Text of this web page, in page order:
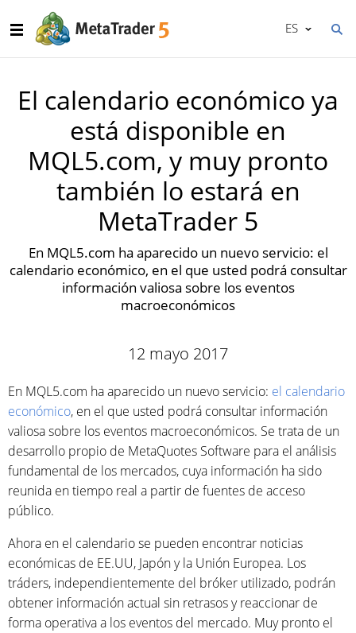
ES
El calendario económico ya
está disponible en
MQL5.com, y muy pronto
también lo estará en
MetaTrader 5
En MQL5.com ha aparecido un nuevo servicio: el
calendario económico, en el que usted podrá consultar
información valiosa sobre los eventos
macroeconómicos
12 mayo 2017
En MQL5.com ha aparecido un nuevo servicio: el calendario
económico, en el que usted podrá consultar información
valiosa sobre los eventos macroeconómicos. Se trata de un
desarrollo propio de MetaQuotes Software para el análisis
fundamental de los mercados, cuya información ha sido
reunida en tiempo real a partir de fuentes de acceso
público.
Ahora en el calendario se pueden encontrar noticias
económicas de EE.UU, Japón y la Unión Europea. Los
tráders, independientemente del bróker utilizado, podrán
obtener información actual sin retrasos y reaccionar de
forma operativa a los eventos del mercado. Muy pronto el